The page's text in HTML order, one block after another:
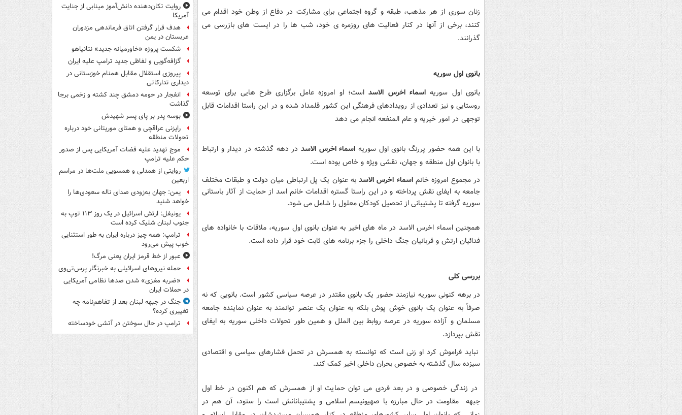
زنان سوری از هر مذهب، طبقه و گروه اجتماعی برای مشارکت در دفاع از وطن خود اقدام می
کنند، برخی از آنها در کنار فعالیت های روزمره ی خود، شب ها را در ایست های بازرسی می
گذرانند.
بانوی اول سوریه
بانوی اول سوریهاسماء اخرس الاسداست؛ او امروزه عامل برگزاری طرح هایی برای توسعه
روستایی و نیز تعدادی از رویدادهای فرهنگی این کشور قلمداد شده و در این راستا اقدامات قابل
توجهی در امور خیریه و عام المنفعه انجام می دهد
با این همه حضور پررنگ بانوی اول سوریه اسماء اخرس الاسد در دهه گذشته در دیدار و ارتباط
با بانوان اول منطقه و جهان، نقشی ویژه و خاص بوده است.
در مجموع امروزه خانماسماء اخرس الاسدبه عنوان یک پل ارتباطی میان دولت و طبقات مختلف
جامعه به ایفای نقش پرداخته و در این راستا گستره اقدامات خانم اسد از حمایت از آثار باستانی
سوریه گرفته تا پشتیبانی از تحصیل کودکان معلول را شامل می شود.
همچنین اسماء اخرس الاسد در ماه های اخیر به عنوان بانوی اول سوریه، ملاقات با خانواده های
فدائیان ارتش و قربانیان جنگ داخلی را جزء برنامه های ثابت خود قرار داده است.
بررسی کلی
در برهه کنونی سوریه نیازمند حضور یک بانوی مقتدر در عرصه سیاسی کشور است. بانویی که نه
صرفاً به عنوان یک بانوی خوش پوش بلکه به عنوان یک عنصر توانمند به عنوان نماینده جامعه
مسلمان و آزاده سوریه در عرصه روابط بین الملل و همین طور تحولات داخلی سوریه به ایفای
نقش بپردازد.
نباید فراموش کرد او زنی است که توانسته به همسرش در تحمل فشارهای سیاسی و اقتصادی
سیزده سال گذشته به خصوص بحران داخلی اخیر کمک کند.
در زندگی خصوصی و در بعد فردی می توان حمایت او از همسرش که هم اکنون در خط اول
جبهه مقاومت در حال مبارزه با صهیونیسم اسلامی و پشتیبانانش است را ستود، آن هم در
روایت تکان‌دهنده دانش‌آموز مینابی از جنایت
آمریکا
هدف قرار گرفتن اتاق‌ فرماندهی مزدوران
عربستان در یمن
شکست پروژه «خاورمیانه جدید» نتانیاهو
گزافه‌گویی و لفاظی جدید ترامپ علیه ایران
پیروزی استقلال مقابل همنام خوزستانی در
دیداری تدارکاتی
انفجار در حومه دمشق چند کشته و زخمی برجا
گذاشت
بوسه‌ پدر بر پای پسر شهیدش
رایزنی عراقچی و همتای موریتانی خود درباره
تحولات منطقه
موج تهدید علیه قضات آمریکایی پس از صدور
حکم علیه ترامپ
روایتی از همدلی و همسویی ملت‌ها در مراسم
اربعین
یمن: جهان به‌زودی صدای ناله سعودی‌ها را
خواهد شنید
یونیفل: ارتش اسرائیل در یک روز ۱۱۳ توپ به
جنوب لبنان شلیک کرده است
ترامپ: همه چیز درباره ایران به طور استثنایی
خوب پیش می‌رود
عبور از خط قرمز ایران یعنی مرگ!
حمله نیروهای اسرائیلی به خبرنگار پرس‌تی‌وی
«ضربه مغزی» شدن صدها نظامی آمریکایی
در حملات ایران
جنگ در جبهه لبنان بعد از تفاهم‌نامه چه
تغییری کرده؟
ترامپ در حال سوختن در آتشی خودساخته